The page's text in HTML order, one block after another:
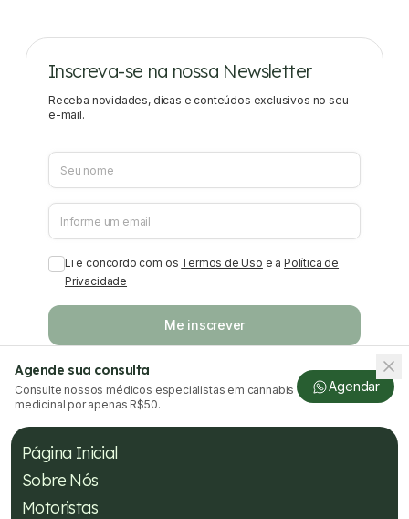
Inscreva-se na nossa Newsletter
Receba novidades, dicas e conteúdos exclusivos no seu
e-mail.
Li e concordo com os Termos de Uso e a Política de
Privacidade
Me inscrever
Agende sua consulta
Consulte nossos médicos especialistas em cannabis
medicinal por apenas R$50.
Agendar
Página Inicial
Sobre Nós
Motoristas